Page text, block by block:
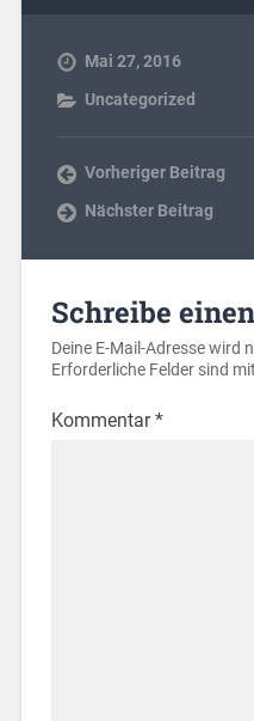
Mai 27, 2016
Uncategorized
Vorheriger Beitrag
Nächster Beitrag
Schreibe
Deine E-Mail-Adresse wird
Erforderliche Felder sind mit
Kommentar*